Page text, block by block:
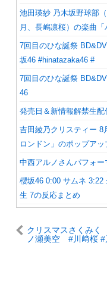
池田瑛紗 乃木坂野球部
月、長嶋凛桜）の楽曲
7回目のひな誕祭
坂46 #hinatazaka46 #
7回目のひな誕祭
46
発売日＆新情報解禁生配
吉田綾乃クリスティー 8
ロンドン」のポップア
中西アルノさんパフォ
櫻坂46 0:00 サムネ 3:22
生 7の反応まとめ
クリスマスさくみ
ノ瀬美空 #川﨑桜 #